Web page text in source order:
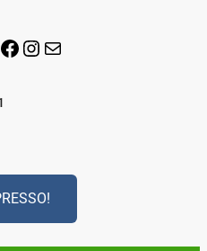
Facebook
Instagram
E-mail